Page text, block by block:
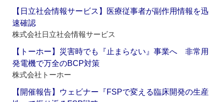
【日立社会情報サービス】医療従事者が副作用情報を迅
速確認
株式会社日立社会情報サービス
【トーホー】災害時でも『止まらない』事業へ 非常用
発電機で万全のBCP対策
株式会社トーホー
【開催報告】ウェビナー『FSPで変える臨床開発の生産